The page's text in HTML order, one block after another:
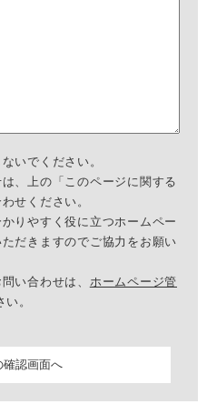
いでください。
、上の「このページに関する
せください。
りやすく役に立つホームペー
だきますのでご協力をお願い
い合わせは、 ホームページ管
。